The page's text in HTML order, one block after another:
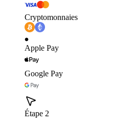
Cryptomonnaies
Apple Pay
Google Pay
Étape 2